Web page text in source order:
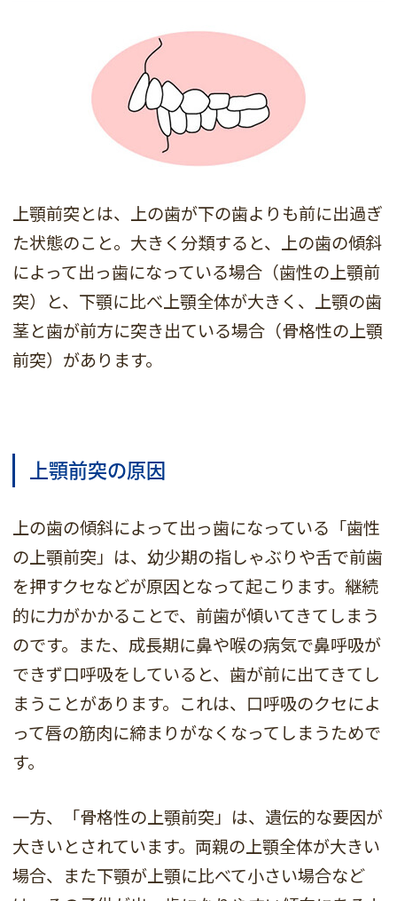
上顎前突とは、上の歯が下の歯よりも前に出過ぎ
た状態のこと。大きく分類すると、上の歯の傾斜
によって出っ歯になっている場合（歯性の上顎前
突）と、下顎に比べ上顎全体が大きく、上顎の歯
茎と歯が前方に突き出ている場合（骨格性の上顎
前突）があります。
上顎前突の原因
上の歯の傾斜によって出っ歯になっている「歯性
の上顎前突」は、幼少期の指しゃぶりや舌で前歯
を押すクセなどが原因となって起こります。継続
的に力がかかることで、前歯が傾いてきてしまう
のです。また、成長期に鼻や喉の病気で鼻呼吸が
できず口呼吸をしていると、歯が前に出てきてし
まうことがあります。これは、口呼吸のクセによ
って唇の筋肉に締まりがなくなってしまうためで
す。
一方、「骨格性の上顎前突」は、遺伝的な要因が
大きいとされています。両親の上顎全体が大きい
場合、また下顎が上顎に比べて小さい場合など